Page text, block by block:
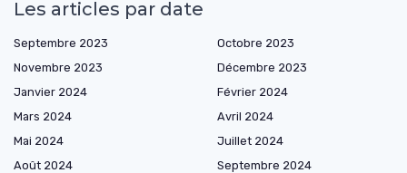
Les articles par date
Septembre 2023
Octobre 2023
Novembre 2023
Décembre 2023
Janvier 2024
Février 2024
Mars 2024
Avril 2024
Mai 2024
Juillet 2024
Août 2024
Septembre 2024